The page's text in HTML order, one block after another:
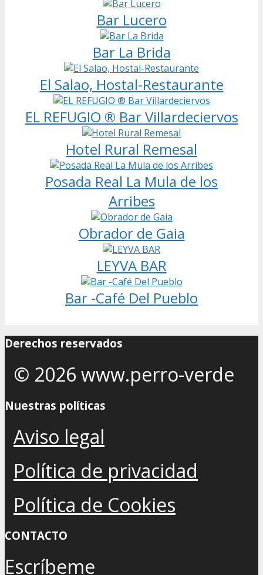
Bar Lucero
Bar La Brida
El Salao, Hostal-Restaurante
EL REFUGIO ® Bar Villardeciervos
Hotel Rural Remesal
Posada Real La Mula de los
Arribes
Obrador de Gaia
LEYVA BAR
Bar -Café Del Pueblo
Derechos reservados
© 2026 www.perro-verde
Nuestras políticas
Aviso legal
Política de privacidad
Política de Cookies
CONTACTO
Escríbeme